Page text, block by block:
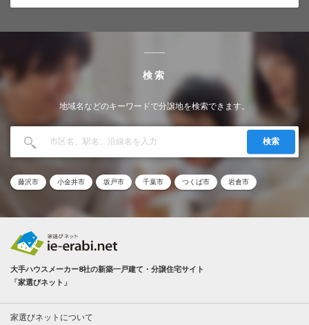
検索
地域名などのキーワードで分譲地を検索できます。
検索
藤沢市 小金井市 坂戸市 千葉市 つくば市 岩倉市
大手ハウスメーカー8社の新築一戸建て・分譲住宅サイト
「家選びネット」
家選びネットについて